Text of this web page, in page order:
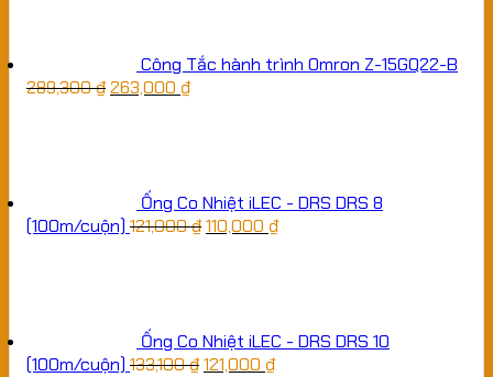
Công Tắc hành trình Omron Z-15GQ22-B
289,300₫263,000 ₫
Ống Co Nhiệt iLEC - DRS DRS 8
(100m/cuộn) 121,000₫110,000 ₫
Ống Co Nhiệt iLEC - DRS DRS 10
(100m/cuộn) 133,100₫121,000 ₫